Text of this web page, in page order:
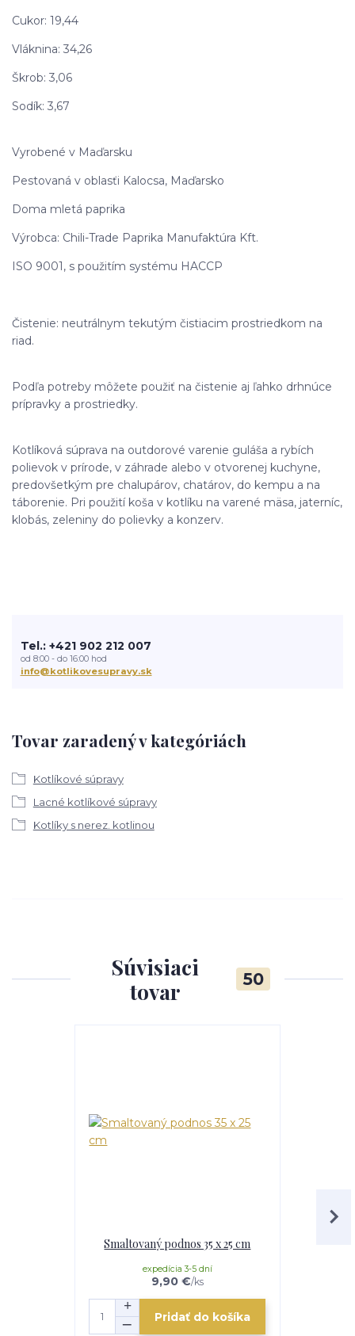
Cukor: 19,44
Vláknina: 34,26
Škrob: 3,06
Sodík: 3,67
Vyrobené v Maďarsku
Pestovaná v oblasťi Kalocsa, Maďarsko
Doma mletá paprika
Výrobca: Chili-Trade Paprika Manufaktúra Kft.
ISO 9001, s použitím systému HACCP
Čistenie: neutrálnym tekutým čistiacim prostriedkom na
riad.
Podľa potreby môžete použiť na čistenie aj ľahko drhnúce
prípravky a prostriedky.
Kotlíková súprava na outdorové varenie guláša a rybích
polievok v prírode, v záhrade alebo v otvorenej kuchyne,
predovšetkým pre chalupárov, chatárov, do kempu a na
táborenie. Pri použití koša v kotlíku na varené mäsa, jaterníc,
klobás, zeleniny do polievky a konzerv.
Tovar zaradený v kategóriách
Kotlíkové súpravy
Lacné kotlíkové súpravy
Kotlíky s nerez. kotlinou
Tel.: +421 902 212 007
od 8:00 - do 16:00 hod
info@kotlikovesupravy.sk
Súvisiaci
tovar
50
Smaltovaný podnos 35 x 25 cm
9,90 €/ks
expedícia 3-5 dní
Pridať do košíka